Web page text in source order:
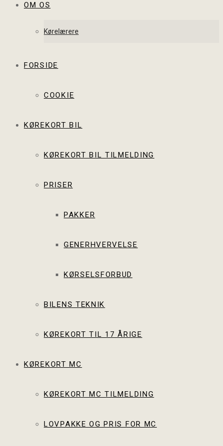
OM OS
Kørelærere
FORSIDE
COOKIE
KØREKORT BIL
KØREKORT BIL TILMELDING
PRISER
PAKKER
GENERHVERVELSE
KØRSELSFORBUD
BILENS TEKNIK
KØREKORT TIL 17 ÅRIGE
KØREKORT MC
KØREKORT MC TILMELDING
LOVPAKKE OG PRIS FOR MC